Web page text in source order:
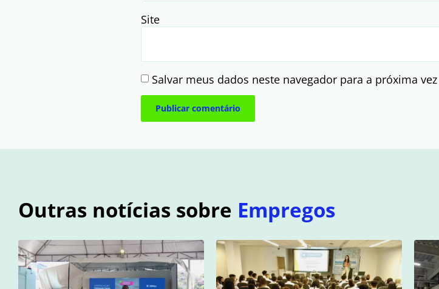
Site
Salvar meus dados neste navegador para a próxima
Outras notícias sobre Empregos